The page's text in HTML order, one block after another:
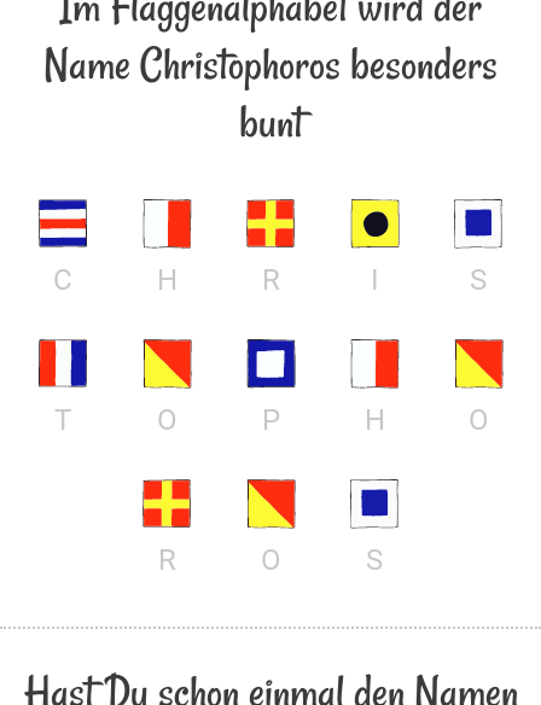
Name Christophoros besonders
bunt
C H R I S
T O P H O
R O S
Hast Du schon einmal den Namen